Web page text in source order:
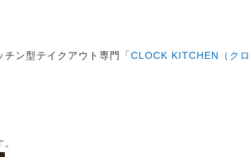
ン型テイクアウト専門「CLOCK KITCHEN（クロ